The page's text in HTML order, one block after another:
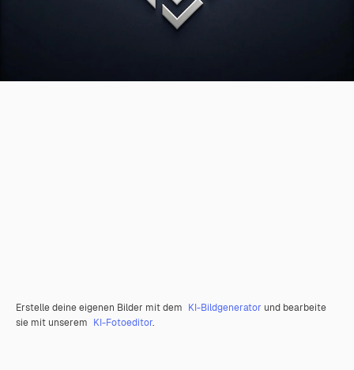
Erstelle deine eigenen Bilder mit dem KI-Bildgenerator und bearbeite
sie mit unserem KI-Fotoeditor.